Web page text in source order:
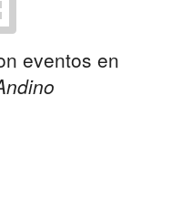
eventos en